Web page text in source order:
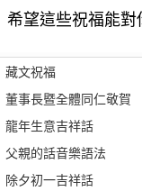
希望這些祝福能對
藏文祝福
董事長暨全體同仁敬賀
龍年生意吉祥話
父親的話音樂語法
除夕初一吉祥話